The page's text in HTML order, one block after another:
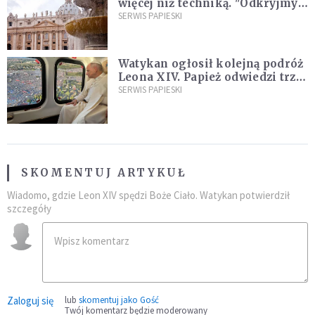
więcej niż techniką. "Odkryjmy
ją na nowo"
SERWIS PAPIESKI
Watykan ogłosił kolejną podróż
Leona XIV. Papież odwiedzi trzy
kraje Ameryki Południowej
SERWIS PAPIESKI
SKOMENTUJ ARTYKUŁ
Wiadomo, gdzie Leon XIV spędzi Boże Ciało. Watykan potwierdził
szczegóły
Zaloguj się lub skomentuj jako Gość
Twój komentarz będzie moderowany